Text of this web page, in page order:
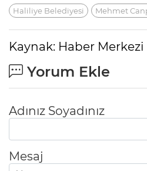
Haliliye Belediyesi Mehmet
Kaynak: Haber Merkezi
Yorum Ekle
Adınız Soyadınız
Mesaj